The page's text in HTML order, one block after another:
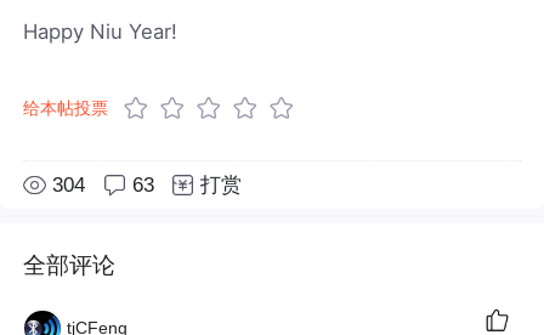
Happy Niu Year!
给本帖投票
304 63 打赏
全部评论
tjCFeng